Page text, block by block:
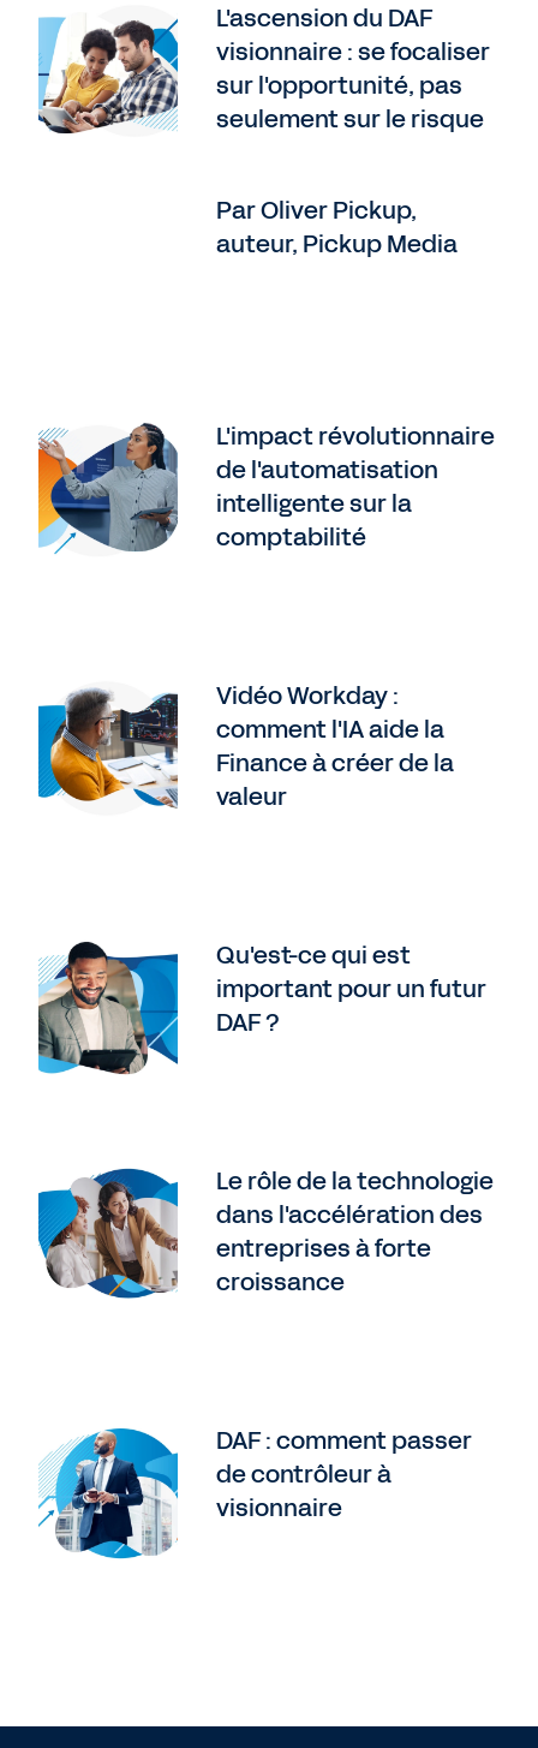
L'ascension du DAF
visionnaire : se focaliser
sur l'opportunité, pas
seulement sur le risque
Par Oliver Pickup,
auteur, Pickup Media
L'impact révolutionnaire
de l'automatisation
intelligente sur la
comptabilité
Vidéo Workday :
comment l'IA aide la
Finance à créer de la
valeur
Qu'est-ce qui est
important pour un futur
DAF ?
Le rôle de la technologie
dans l'accélération des
entreprises à forte
croissance
DAF : comment passer
de contrôleur à
visionnaire